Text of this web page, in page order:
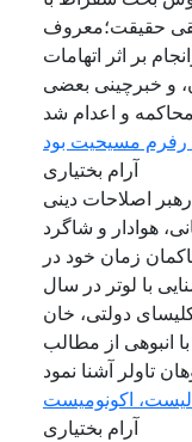
حقیقت؛معروف
بر اثر اتهامات
و خبرچینی بعضی
مسیحیت بود
آرام بختیاری
اصلاحات دینی
هوادار و شاگرد
حاکمان زمان خود در
با لوتر در سال
کلیسای دولتی، خان
انبوهی از مطالب
اکونومیست
آرام بختیاری